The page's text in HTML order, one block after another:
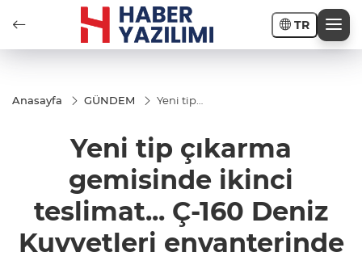
TR
Anasayfa GÜNDEM
Yeni tip
teslimat...
Ç-160 Deniz
Kuvvetleri
envanterinde
Yeni tip çıkarma
gemisinde ikinci
teslimat... Ç-160 Deniz
Kuvvetleri envanterinde